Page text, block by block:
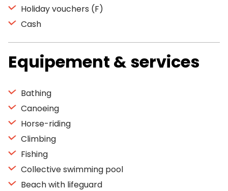
Holiday vouchers (F)
Cash
Equipement & services
Bathing
Canoeing
Horse-riding
Climbing
Fishing
Collective swimming pool
Beach with lifeguard